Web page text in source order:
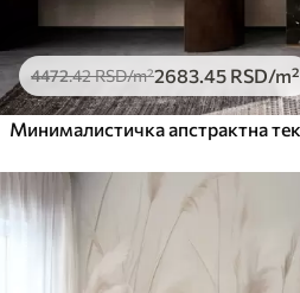
4472.42RSD/m²2683 .45 RSD/m²